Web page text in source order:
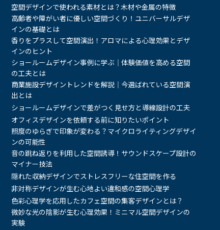
空間デザインで使われる素材とは？木材や金属の特徴
高齢者や障がい者に優しい空間づくり！ユニバーサルデザ
インの基礎とは
香りをプラスして空間演出！アロマによる心理効果とデザ
インのヒント
ショールームデザイン事例に学ぶ｜体験価値を高める空間
の工夫とは
商業施設デザイントレンドを解説｜今選ばれている空間演
出とは
ショールームデザインで差がつく見せ方と導線設計の工夫
オフィスデザインを依頼する前に知りたいポイント
照度のゆらぎで印象が変わる？マイクロライティングデザイ
ンの可能性
音の跳ね返りを利用した空間誘導！サウンドスケープ設計の
マイナー技法
隠れた収納デザインでストレスフリーな住空間を作る
非対称デザインが生む心地よい違和感の空間心理学
色彩心理学を応用したカフェ空間の集客デザインとは？
微妙な光の陰影が生む心理効果！ミニマル空間デザインの
実験